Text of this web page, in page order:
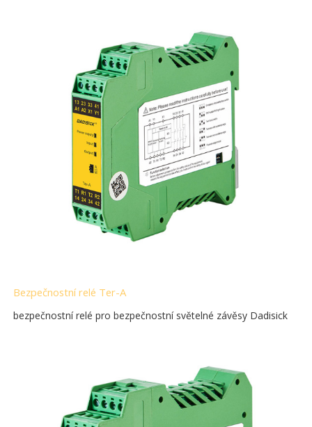
Bezpečnostní relé Ter-A
bezpečnostní relé pro bezpečnostní světelné závěsy Dadisick